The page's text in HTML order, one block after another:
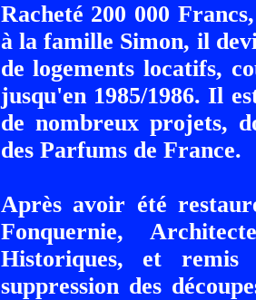
Racheté 200 000
à la famille Simon, il
de logements locatifs,
jusqu'en 1985/1986. Il
de nombreux projets,
des Parfums de France.
Après avoir été
Fonquernie,
Historiques, et
suppression des